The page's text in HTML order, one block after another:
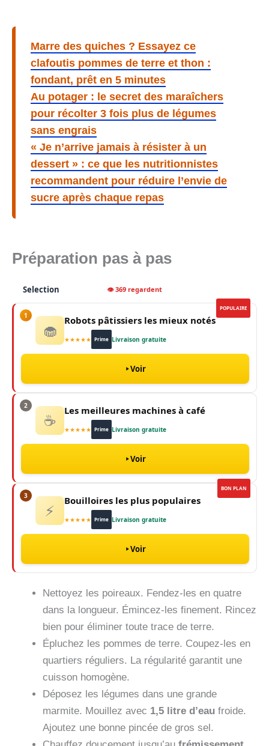
Marre des quiches ? Essayez ce
clafoutis pommes de terre et thon :
fondant, prêt en 5 minutes
Au potager : le secret des maraîchers
pour récolter 3 fois plus de légumes
sans engrais
« Je n’arrive jamais à résister à un
dessert » : ce que les nutritionnistes
recommandent pour réduire l’envie de
sucre après chaque repas
Préparation pas à pas
Selection 👁 369 regardent
POPULAIRE
1
🧁 Robots pâtissiers les mieux notés
★★★★★ Prime Livraison gratuite
Voir
2
☕ Les meilleures machines à café
★★★★★ Prime Livraison gratuite
Voir
BON PLAN
3
⚡ Bouilloires les plus populaires
★★★★★ Prime Livraison gratuite
Voir
Nettoyez les poireaux. Fendez-les en quatre
dans la longueur. Émincez-les finement. Rincez
bien pour éliminer toute trace de terre.
Épluchez les pommes de terre. Coupez-les en
quartiers réguliers. La régularité garantit une
cuisson homogène.
Déposez les légumes dans une grande
marmite. Mouillez avec 1,5 litre d’eau froide.
Ajoutez une bonne pincée de gros sel.